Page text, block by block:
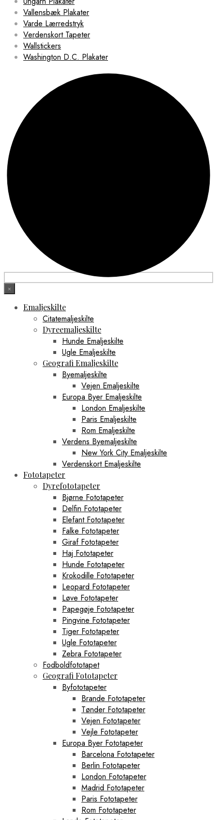
Vallensbæk Plakater
Varde Lærredstryk
Verdenskort Tapeter
Wallstickers
Washington D.C. Plakater
×
Emaljeskilte
Citatemaljeskilte
Dyreemaljeskilte
Hunde Emaljeskilte
Ugle Emaljeskilte
Geografi Emaljeskilte
Byemaljeskilte
Vejen Emaljeskilte
Europa Byer Emaljeskilte
London Emaljeskilte
Paris Emaljeskilte
Rom Emaljeskilte
Verdens Byemaljeskilte
New York City Emaljeskilte
Verdenskort Emaljeskilte
Fototapeter
Dyrefototapeter
Bjørne Fototapeter
Delfin Fototapeter
Elefant Fototapeter
Falke Fototapeter
Giraf Fototapeter
Haj Fototapeter
Hunde Fototapeter
Krokodille Fototapeter
Leopard Fototapeter
Løve Fototapeter
Papegøje Fototapeter
Pingvine Fototapeter
Tiger Fototapeter
Ugle Fototapeter
Zebra Fototapeter
Fodboldfototapet
Geografi Fototapeter
Byfototapeter
Brande Fototapeter
Tønder Fototapeter
Vejen Fototapeter
Vejle Fototapeter
Europa Byer Fototapeter
Barcelona Fototapeter
Berlin Fototapeter
London Fototapeter
Madrid Fototapeter
Paris Fototapeter
Rom Fototapeter